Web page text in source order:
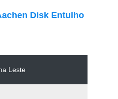
Disk Entulho
Leste